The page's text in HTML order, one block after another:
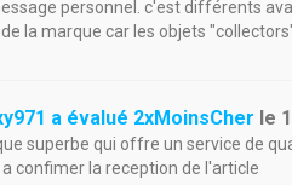
personnel. c'est différents
la marque car les objets
a évalué 2xMoinsCher le
superbe qui offre un service de
confimer la reception de l'article